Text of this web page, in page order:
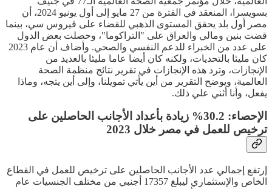
بسويسرا، المنعقد في الفترة من 27 مايو إلى أول يونيو 2024، أن
مصر أول بلد يحقق المستوى الذهبي للقضاء على فيروس سي، بينما
قضت بنين ومالي والعراق على "التراكوما"، وحصلت بعض الدول
على عدد من الخبراء للدعم النفسي والصحي. وأضاف أن عام 2023
كان مليئا بالتحديات، ولكنه كان أيضا عاما مليئا بالعديد من
الإنجازات، وترد هذه الإنجازات في تقرير نتائج منظمة الصحة
العالمية، ويوضح التقرير من أين يأتي تمويلنا، وإلى أين يتجه، وماذا
يفعل، وأنا أثني علي ذلك.
الإحصاء: 30.2% زيادة بأعداد الأجانب الحاصلين على
ترخيص للعمل في مصر خلال 2023
إرتفع إجمالي عدد الأجانب الحاصلين على ترخيص للعمل في القطاع
الخاص والإستثماري ليبلغ 17357 أجنبي من مختلف الجنسيات عام